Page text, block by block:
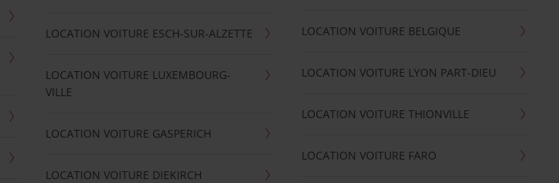
LOCATION VOITURE ESCH-SUR-ALZETTE
LOCATION VOITURE LUXEMBOURG-
VILLE
LOCATION VOITURE GASPERICH
LOCATION VOITURE DIEKIRCH
LOCATION VOITURE BELGIQUE
LOCATION VOITURE LYON PART-DIEU
LOCATION VOITURE THIONVILLE
LOCATION VOITURE FARO